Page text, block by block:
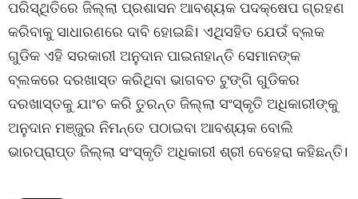
ପରିସ୍ଥିତିରେ ଜିଲ୍ଲା ପ୍ରଶାସନ ଆବଶ୍ୟକ ପଦକ୍ଷେପ ଗ୍ରହଣ
କରିବାକୁ ସାଧାରଣରେ ଦାବି ହୋଇଛି। ଏଥିସହିତ ଯେଉଁ ବ୍ଲକ
ଗୁଡିକ ଏହି ସରକାରୀ ଅନୁଦାନ ପାଇନାହାନ୍ତି ସେମାନଙ୍କ
ବ୍ଲକରେ ଦରଖାସ୍ତ କରିଥିବା ଭାଗବତ ଟୁଙ୍ଗି ଗୁଡିକର
ଦରଖାସ୍ତକୁ ଯାଂଚ କରି ତୁରନ୍ତ ଜିଲ୍ଲା ସଂସ୍କୃତି ଅଧିକାରୀଙ୍କୁ
ଅନୁଦାନ ମଞ୍ଜୁର ନିମନ୍ତେ ପଠାଇବା ଆବଶ୍ୟକ ବୋଲି
ଭାରପ୍ରାପ୍ତ ଜିଲ୍ଲା ସଂସ୍କୃତି ଅଧିକାରୀ ଶ୍ରୀ ବେହେରା କହିଛନ୍ତି।